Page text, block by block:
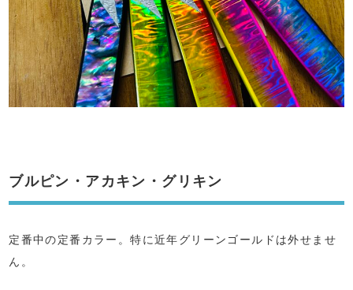
ブルピン・アカキン・グリキン
定番中の定番カラー。特に近年グリーンゴールドは外せませ
ん。